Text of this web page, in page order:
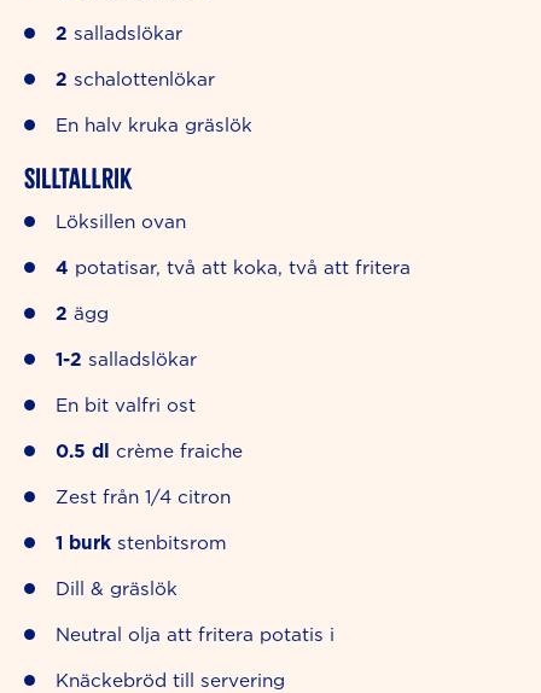
2 salladslökar
2 schalottenlökar
En halv kruka gräslök
Silltallrik
Löksillen ovan
4 potatisar, två att koka, två att fritera
2 ägg
1-2 salladslökar
En bit valfri ost
0.5 dl crème fraiche
Zest från 1/4 citron
1 burk stenbitsrom
Dill & gräslök
Neutral olja att fritera potatis i
Knäckebröd till servering